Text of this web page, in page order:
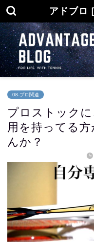
アドブロ
08-プロ関連
プロストック
用を持ってる
んか？